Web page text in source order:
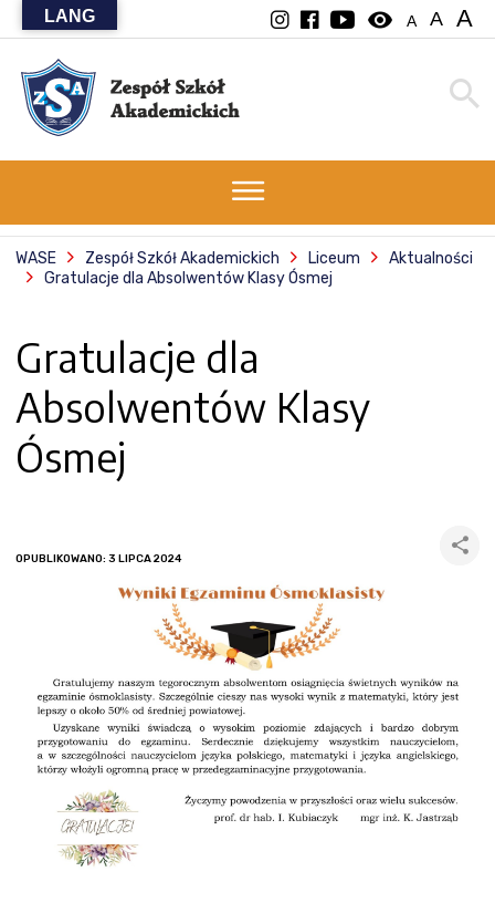
visibility A A A
WASE Zespół Szkół Akademickich Liceum
Aktualności
Gratulacje dla Absolwentów Klasy Ósmej
Gratulacje dla
Absolwentów Klasy
Ósmej
OPUBLIKOWANO: 3 LIPCA 2024
LANG